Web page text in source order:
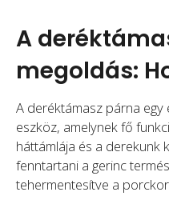
A
megoldás:
A deréktámasz párna egy
eszköz, amelynek fő
háttámlája és a derekunk
fenntartani a gerinc
tehermentesítve a